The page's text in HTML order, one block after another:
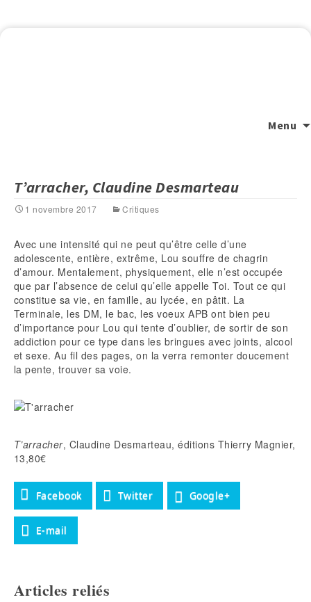
Menu
T’arracher, Claudine Desmarteau
1 novembre 2017 Critiques
Avec une intensité qui ne peut qu’être celle d’une
adolescente, entière, extrême, Lou souffre de chagrin
d’amour. Mentalement, physiquement, elle n’est occupée
que par l’absence de celui qu’elle appelle Toi. Tout ce qui
constitue sa vie, en famille, au lycée, en pâtit. La
Terminale, les DM, le bac, les voeux APB ont bien peu
d’importance pour Lou qui tente d’oublier, de sortir de son
addiction pour ce type dans les bringues avec joints, alcool
et sexe. Au fil des pages, on la verra remonter doucement
la pente, trouver sa voie.
T’arracher, Claudine Desmarteau, éditions Thierry Magnier,
13,80€
Facebook Twitter Google+
E-mail
Articles reliés